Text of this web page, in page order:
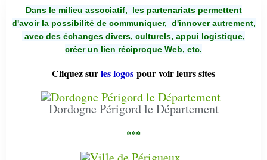
Dans le milieu associatif, les partenariats permettent
d'avoir la possibilité de communiquer, d'innover autrement,
avec des échanges divers, culturels, appui logistique,
créer un lien réciproque Web, etc.
Cliquez surles logos pour voir leurs sites
Dordogne Périgord le Département
***